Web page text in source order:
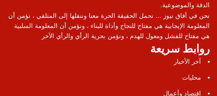
الدقة والموضوعية.
نحن في أفاق نيوز ... نحمل الحقيقة الحرة معنا وننقلها إلى المتلقي ، نؤمن أن
المعلومة الإيجابية هي مفتاح للنجاح وأداة للبناء ، ونؤمن أن المعلومة السلبية
هي مفتاح للفشل ومعول للهدم ، ونؤمن بحرية الرأي والرأي الآخر
روابط سريعة
آخر الأخبار
محليات
اقتصاد وأعمال